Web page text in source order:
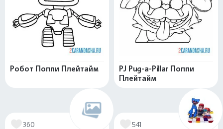
Робот Поппи Плейтайм
PJ Pug-a-Pillar Поппи
Плейтайм
360 541